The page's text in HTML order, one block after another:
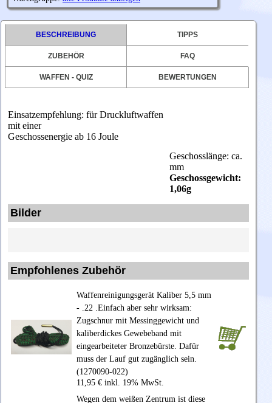
BESCHREIBUNG TIPPS
ZUBEHÖR FAQ
WAFFEN - QUIZ BEWERTUNGEN
Einsatzempfehlung: für Druckluftwaffen
mit einer
Geschossenergie ab 16 Joule
Geschosslänge: ca.
mm
Geschossgewicht:
1,06g
Bilder
Empfohlenes Zubehör
Waffenreinigungsgerät Kaliber 5,5 mm
- .22 .Einfach aber sehr wirksam:
Zugschnur mit Messinggewicht und
kaliberdickes Gewebeband mit
eingearbeiteter Bronzebürste. Dafür
muss der Lauf gut zugänglich sein.
(1270090-022)
11,95 € inkl. 19% MwSt.
Wegen dem weißen Zentrum ist diese